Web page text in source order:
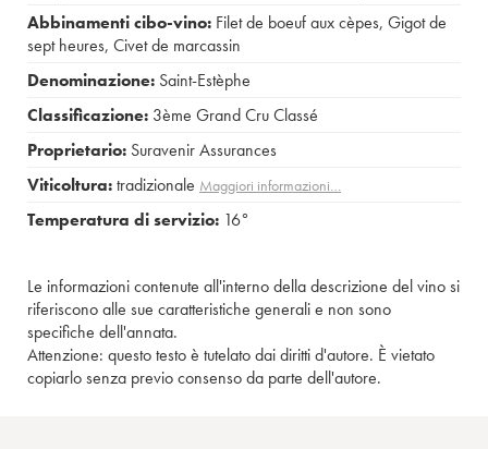
Abbinamenti cibo-vino: Filet de boeuf aux cèpes, Gigot de
sept heures, Civet de marcassin
Denominazione: Saint-Estèphe
Classificazione: 3ème Grand Cru Classé
Proprietario: Suravenir Assurances
Viticoltura:tradizionale Maggiori informazioni…
Temperatura di servizio: 16°
Le informazioni contenute all'interno della descrizione del vino si
riferiscono alle sue caratteristiche generali e non sono
specifiche dell'annata.
Attenzione: questo testo è tutelato dai diritti d'autore. È vietato
copiarlo senza previo consenso da parte dell'autore.